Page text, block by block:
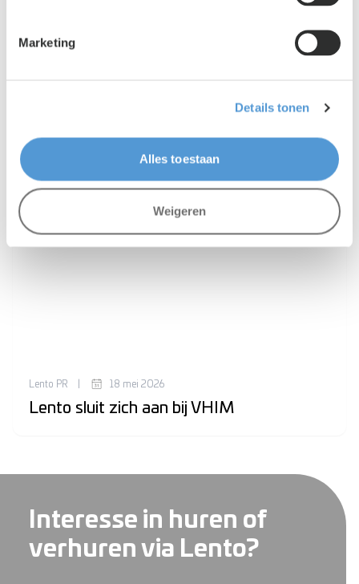
Marketing
Details tonen
Alles toestaan
Weigeren
voor uitzendbureaus veel belangrijker
Lento PR 18 mei 2026
Lento sluit zich aan bij VHIM
Interesse in huren of
verhuren via Lento?